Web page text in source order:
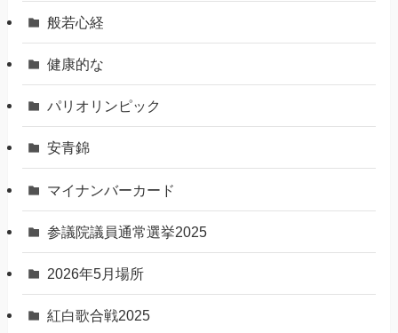
般若心経
健康的な
パリオリンピック
安青錦
マイナンバーカード
参議院議員通常選挙2025
2026年5月場所
紅白歌合戦2025